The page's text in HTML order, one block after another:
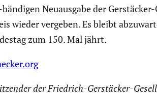
Neuaus­gabe der
wieder vergeben. Es bleibt
zum 150. Mal jährt.
der Friedrich-Gerstä­cker-